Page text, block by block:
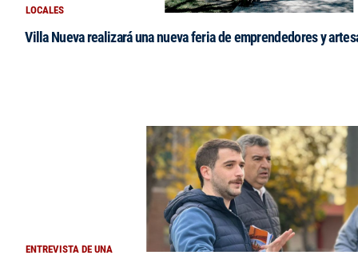
LOCALES
Villa Nueva realizará una nueva feria de emprendedores y
ENTREVISTA DE UNA